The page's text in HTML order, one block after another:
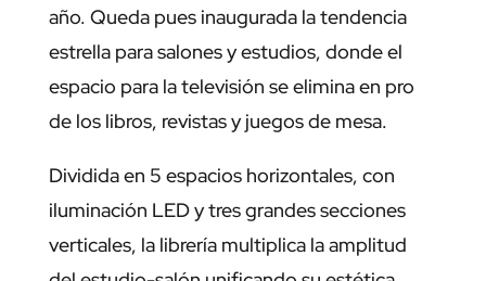
año. Queda pues inaugurada la tendencia
estrella para salones y estudios, donde el
espacio para la televisión se elimina en pro
de los libros, revistas y juegos de mesa.
Dividida en 5 espacios horizontales, con
iluminación LED y tres grandes secciones
verticales, la librería multiplica la amplitud